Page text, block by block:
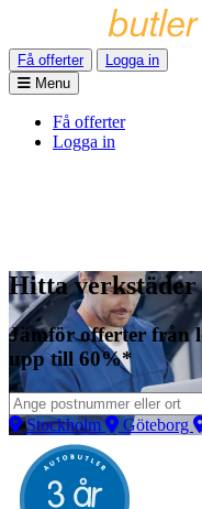
Få offerter
Logga in
Menu
Få offerter
Logga in
Hitta verkstäder
Jämför offerter från
upp till 60%*
Stockholm Göteborg